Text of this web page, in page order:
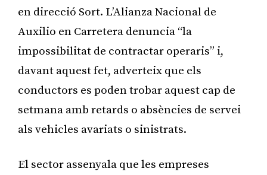
en direcció Sort. L’Alianza Nacional de
Auxilio en Carretera denuncia “la
impossibilitat de contractar operaris” i,
davant aquest fet, adverteix que els
conductors es poden trobar aquest cap de
setmana amb retards o absències de servei
als vehicles avariats o sinistrats.
El sector assenyala que les empreses